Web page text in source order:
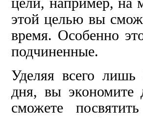
этой целью вы
время. Особенно
подчиненные.
Уделяя всего
дня, вы
сможете